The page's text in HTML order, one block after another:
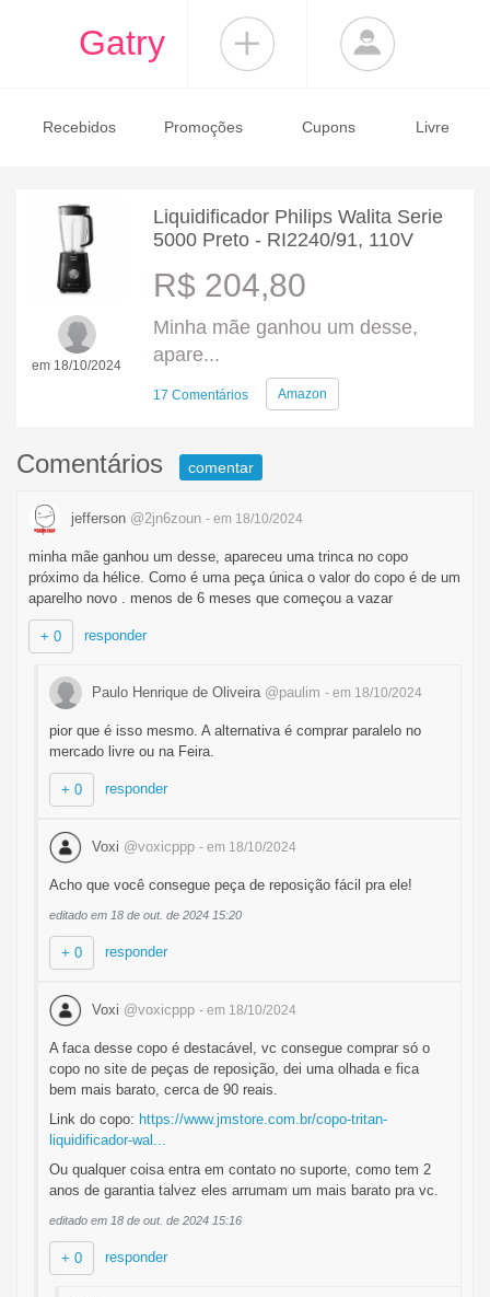
Gatry
Recebidos Promoções Cupons Livre
em 18/10/2024
Liquidificador Philips Walita Serie
5000 Preto - RI2240/91, 110V
R$ 204,80
Minha mãe ganhou um desse,
apare...
17 Comentários Amazon
Comentários comentar
jefferson @2jn6zoun - em 18/10/2024
minha mãe ganhou um desse, apareceu uma trinca no copo
próximo da hélice. Como é uma peça única o valor do copo é de um
aparelho novo . menos de 6 meses que começou a vazar
+ 0 responder
Paulo Henrique de Oliveira @paulim - em 18/10/2024
pior que é isso mesmo. A alternativa é comprar paralelo no
mercado livre ou na Feira.
+ 0 responder
Voxi @voxicppp - em 18/10/2024
Acho que você consegue peça de reposição fácil pra ele!
editado em 18 de out. de 2024 15:20
+ 0 responder
Voxi @voxicppp - em 18/10/2024
A faca desse copo é destacável, vc consegue comprar só o
copo no site de peças de reposição, dei uma olhada e fica
bem mais barato, cerca de 90 reais.
Link do copo: https://www.jmstore.com.br/copo-tritan-
liquidificador-wal...
Ou qualquer coisa entra em contato no suporte, como tem 2
anos de garantia talvez eles arrumam um mais barato pra vc.
editado em 18 de out. de 2024 15:16
+ 0 responder